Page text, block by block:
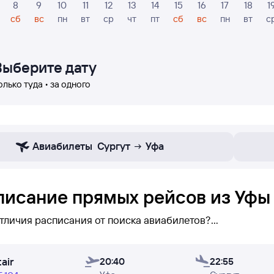
8
сб
9
вс
10
пн
11
вт
12
ср
13
чт
14
пт
15
сб
16
вс
17
пн
18
вт
дату
туда • за одного
Авиабилеты Сургут Уфа
прямых рейсов из Уфы
расписания от поиска авиабилетов?
— вы его увидите (при поиске авиабилетов бывает
20:40
22:55